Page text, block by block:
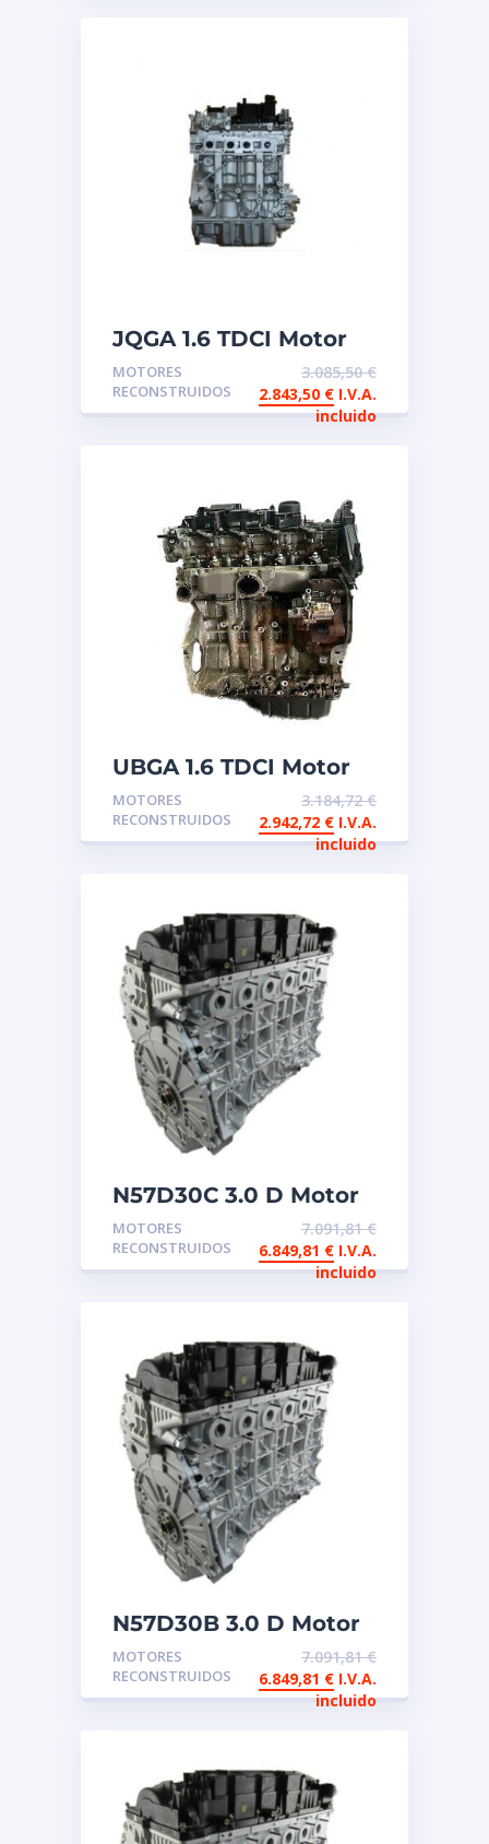
JQGA 1.6 TDCI Motor
de intercambio
reconstruido FORD
MOTORES
RECONSTRUIDOS
3.085,50€
2.843,50 € I.V.A.
incluido
UBGA 1.6 TDCI Motor
de intercambio
reconstruido FORD,
VW
MOTORES
RECONSTRUIDOS
3.184,72€
2.942,72 € I.V.A.
incluido
N57D30C 3.0 D Motor
reconstruido de
intercambio BMW
MOTORES
RECONSTRUIDOS
7.091,81€
6.849,81 € I.V.A.
incluido
N57D30B 3.0 D Motor
reconstruido de
intercambio BMW
MOTORES
RECONSTRUIDOS
7.091,81€
6.849,81 € I.V.A.
incluido